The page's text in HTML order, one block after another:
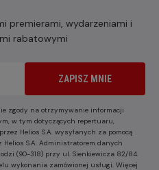
premierami, wydarzeniami i
rabatowymi
ZAPISZ MNIE
zgody na otrzymywanie informacji
w tym dotyczących repertuaru,
Helios S.A. wysyłanych za pomocą
S.A. Administratorem danych
(90-318) przy ul. Sienkiewicza 82/84.
wykonania zamówionej usługi. Więcej